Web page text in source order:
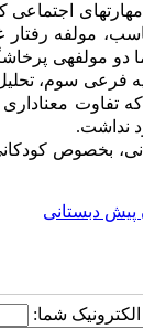
های اجتماعی
مولفه­ی
فرعی سوم،
نداشت.
بخصوص
پیش دبستانی
شما: